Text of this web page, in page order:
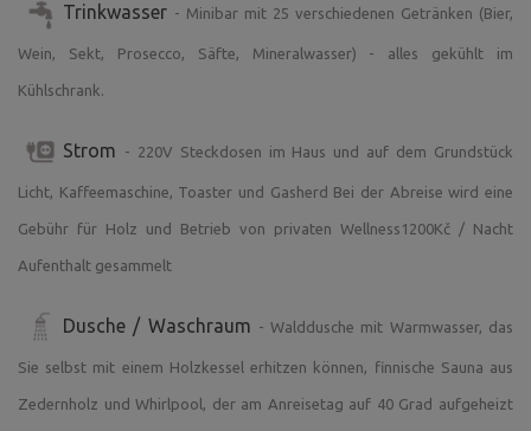
Trinkwasser - Minibar mit 25 verschiedenen Getränken (Bier,
Wein, Sekt, Prosecco, Säfte, Mineralwasser) - alles gekühlt im
Kühlschrank.
Strom - 220V Steckdosen im Haus und auf dem Grundstück
Licht, Kaffeemaschine, Toaster und Gasherd Bei der Abreise wird eine
Gebühr für Holz und Betrieb von privaten Wellness1200Kč / Nacht
Aufenthalt gesammelt
Dusche / Waschraum - Walddusche mit Warmwasser, das
Sie selbst mit einem Holzkessel erhitzen können, finnische Sauna aus
Zedernholz und Whirlpool, der am Anreisetag auf 40 Grad aufgeheizt